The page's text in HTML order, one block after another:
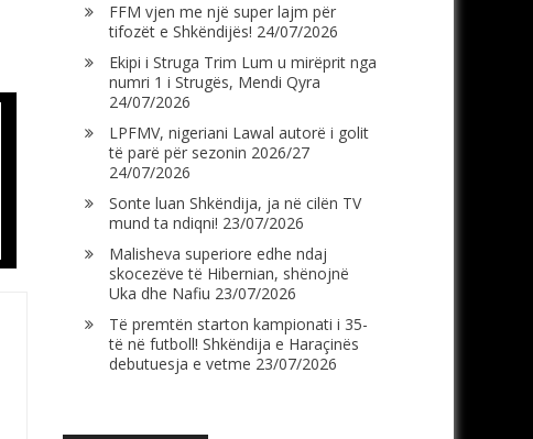
FFM vjen me një super lajm për
tifozët e Shkëndijës! 24/07/2026
Ekipi i Struga Trim Lum u mirëprit nga
numri 1 i Strugës, Mendi Qyra
24/07/2026
LPFMV, nigeriani Lawal autorë i golit
të parë për sezonin 2026/27
24/07/2026
Sonte luan Shkëndija, ja në cilën TV
mund ta ndiqni! 23/07/2026
Malisheva superiore edhe ndaj
skocezëve të Hibernian, shënojnë
Uka dhe Nafiu 23/07/2026
Të premtën starton kampionati i 35-
të në futboll! Shkëndija e Haraçinës
debutuesja e vetme 23/07/2026